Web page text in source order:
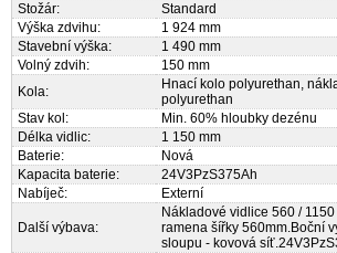
Stožár:
Standard
Výška zdvihu:
1 924 mm
Stavební výška:
1 490 mm
Volný zdvih:
150 mm
Kola:
Hnací kolo polyurethan,
polyurethan
Stav kol:
Min. 60% hloubky dezénu
Délka vidlic:
1 150 mm
Baterie:
Nová
Kapacita baterie:
24V3PzS375Ah
Nabíječ:
Externí
Další výbava:
Nákladové vidlice 560 /
ramena šířky 560mm.Boční
sloupu - kovová